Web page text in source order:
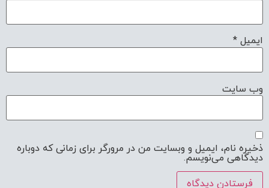
ایمیل *
وب‌ سایت
ذخیره نام، ایمیل و وبسایت من در مرورگر برای زمانی که دوباره
دیدگاهی می‌نویسم.